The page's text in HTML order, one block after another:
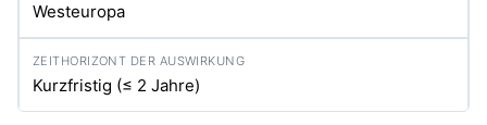
Westeuropa
Kurzfristig (≤ 2 Jahre)